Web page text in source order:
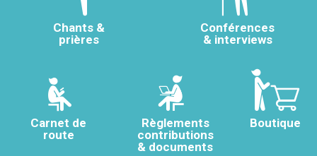
Chants &
prières
Conférences
& interviews
Carnet de
route
Règlements
contributions
& documents
Boutique